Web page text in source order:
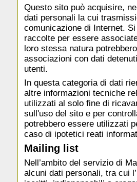
Questo sito può acquisire,
dati personali la cui
comunicazione di Internet.
raccolte per essere
loro stessa natura
associazioni con dati
utenti.
In questa categoria di dati
altre informazioni tecniche
utilizzati al solo fine di
sull'uso del sito e per
potrebbero essere utilizzati
caso di ipotetici reati
Mailing list
Nell’ambito del servizio di
alcuni dati personali, tra cui